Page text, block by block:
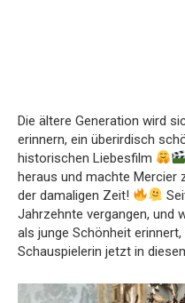
Die ältere Generation wird
erinnern, ein überirdisch
historischen Liebesfilm
heraus und machte Mercier
der damaligen Zeit!
Jahrzehnte vergangen, und
als junge Schönheit
Schauspielerin jetzt in